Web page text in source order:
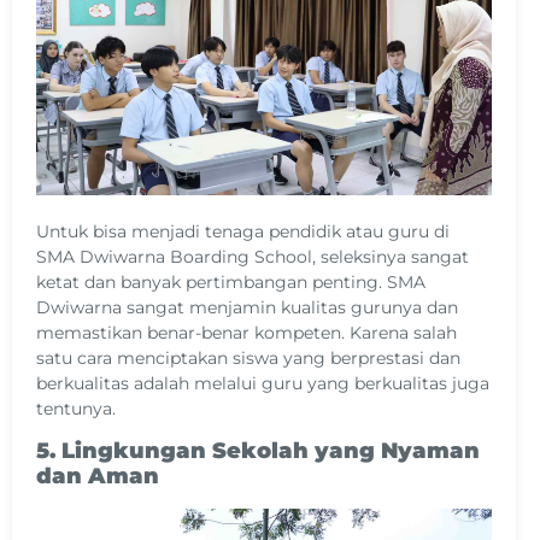
Untuk bisa menjadi tenaga pendidik atau guru di
SMA Dwiwarna Boarding School, seleksinya sangat
ketat dan banyak pertimbangan penting. SMA
Dwiwarna sangat menjamin kualitas gurunya dan
memastikan benar-benar kompeten. Karena salah
satu cara menciptakan siswa yang berprestasi dan
berkualitas adalah melalui guru yang berkualitas juga
tentunya.
5. Lingkungan Sekolah yang Nyaman
dan Aman